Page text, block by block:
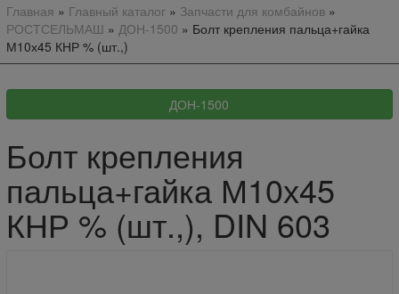
Главная » Главный каталог» Запчасти для комбайнов»
РОСТСЕЛЬМАШ » ДОН-1500 » Болт крепления пальца+гайка
М10х45 КНР % (шт.,)
Болт крепления
пальца+гайка М10х45
КНР % (шт.,), DIN 603